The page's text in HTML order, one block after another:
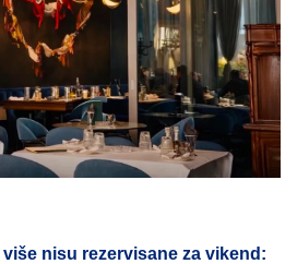
nisu rezervisane za vikend: